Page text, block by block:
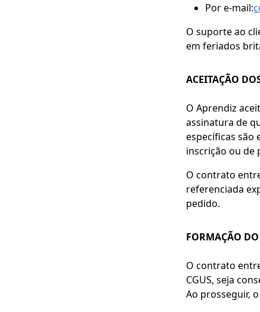
Por e-mail:
O suporte ao
em feriados
ACEITAÇÃO
O Aprendiz
assinatura de
específicas são
inscrição ou de
O contrato
referenciada
pedido.
FORMAÇÃO
O contrato
CGUS, seja
Ao prosseguir,